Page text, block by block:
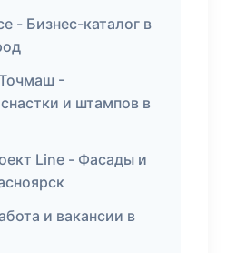
- Бизнес-каталог в
-
и штампов в
Line - Фасады и
и вакансии в